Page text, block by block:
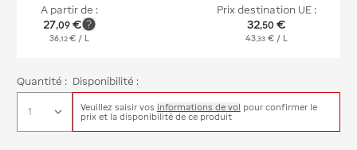
A partir de :
27,09 €
36, 12 € / L
Prix destination UE :
32,50 €
43 ,33 € / L
Quantité : Disponibilité :
Veuillez saisir vos informations de vol pour confirmer le
prix et la disponibilité de ce produit